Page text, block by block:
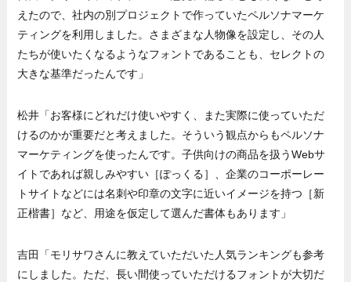
えたので、社内の別プロジェクトで作っていたペルソナマーケ
ティングを利用しました。さまざまな人物像を設定し、その人
たちが使いたくなるようなフォントであることも、セレクトの
大きな基準だったんです」
松井「お客様にどれだけ使いやすく、また実際に使っていただ
けるのかが重要だと考えました。そういう観点からもペルソナ
マーケティングを使ったんです。子供向けの商品を扱うWebサ
イトであれば親しみやすい［ぽっくる］、企業のコーポーレー
トサイトなどには名刺や印章の文字に近いイメージを持つ［新
正楷書］など、用途を仮定して選んだ書体もあります」
吉田「モリサワさんに教えていただいた人気ランキングも参考
にしました。ただ、長い間使っていただけるフォントが大切だ